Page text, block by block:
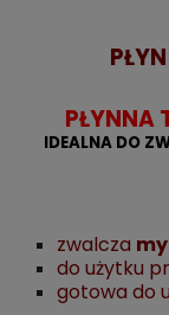
PŁYNNA
IDEALNA DO
zwalcza
do użytku
gotowa do